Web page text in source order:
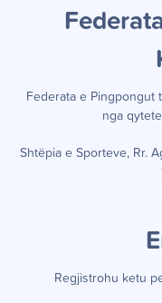
Federata e Pingpongut
nga
Shtëpia e Sporteve, Rr.
Regjistrohu ketu